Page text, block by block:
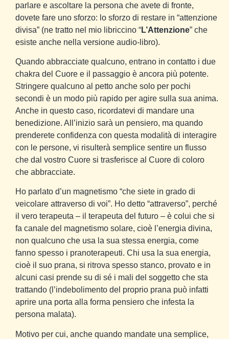
parlare e ascoltare la persona che avete di fronte,
dovete fare uno sforzo: lo sforzo di restare in “attenzione
divisa” (ne tratto nel mio libriccino “L’Attenzione” che
esiste anche nella versione audio-libro).
Quando abbracciate qualcuno, entrano in contatto i due
chakra del Cuore e il passaggio è ancora più potente.
Stringere qualcuno al petto anche solo per pochi
secondi è un modo più rapido per agire sulla sua anima.
Anche in questo caso, ricordatevi di mandare una
benedizione. All’inizio sarà un pensiero, ma quando
prenderete confidenza con questa modalità di interagire
con le persone, vi risulterà semplice sentire un flusso
che dal vostro Cuore si trasferisce al Cuore di coloro
che abbracciate.
Ho parlato d’un magnetismo “che siete in grado di
veicolare attraverso di voi”. Ho detto “attraverso”, perché
il vero terapeuta – il terapeuta del futuro – è colui che si
fa canale del magnetismo solare, cioè l’energia divina,
non qualcuno che usa la sua stessa energia, come
fanno spesso i pranoterapeuti. Chi usa la sua energia,
cioè il suo prana, si ritrova spesso stanco, provato e in
alcuni casi prende su di sé i mali del soggetto che sta
trattando (l’indebolimento del proprio prana può infatti
aprire una porta alla forma pensiero che infesta la
persona malata).
Motivo per cui, anche quando mandate una semplice,